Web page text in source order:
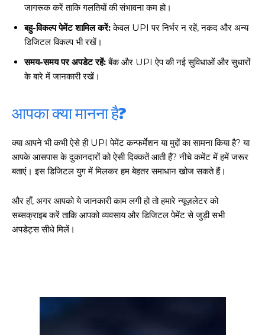
जागरूक करें ताकि गलतियों की संभावना कम हो।
बहु-विकल्प पेमेंट शामिल करें:केवल UPI पर निर्भर न रहें, नकद और अन्य
डिजिटल विकल्प भी रखें।
समय-समय पर अपडेट रहें:बैंक और UPI ऐप की नई सुविधाओं और सुधारों
के बारे में जानकारी रखें।
आपका क्या मानना है?
क्या आपने भी कभी ऐसे ही UPI पेमेंट कन्फर्मेशन या मुद्दों का सामना किया है? या
आपके आसपास के दुकानदारों को ऐसी दिक्कतें आती हैं? नीचे कमेंट में हमें जरूर
बताएं। इस डिजिटल युग में मिलकर हम बेहतर समाधान खोज सकते हैं।
और हाँ, अगर आपको ये जानकारी काम लगी हो तो हमारे न्यूज़लेटर को
सब्सक्राइब करें ताकि आपको व्यवसाय और डिजिटल पेमेंट से जुड़ी सभी
अपडेट्स सीधे मिलें।